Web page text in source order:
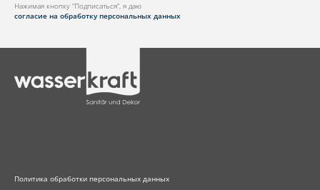
Нажимая кнопку “Подписаться”, я даю
согласие на обработку персональных данных
Политика обработки персональных данных